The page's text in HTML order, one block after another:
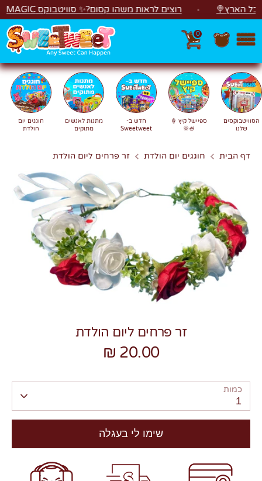
דלג
הארץ🍭 רוצים לראות משהו קסום?✨ סוויטבוקס MAGIC הפך ל"מכונת משחקים"! 🎁🕹️
0
חפשחיפוש
הסוויטבוקסים
שלנו
ספיישל קיץ 🍦
🍧🌞
חדש ב-
Sweetweet
מתנות לאנשים
מתוקים
חוגגים יום
הולדת
דף הבית חוגגים יום הולדת זר פרחים ליום הולדת
זר פרחים ליום הולדת
20.00 ₪
כמות
1
שימו לי בעגלה